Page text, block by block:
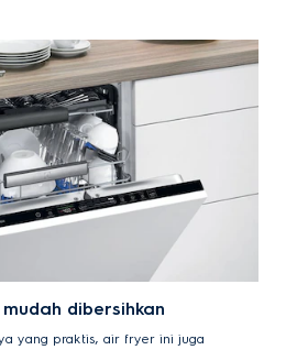
dibersihkan
yang praktis, air fryer ini juga